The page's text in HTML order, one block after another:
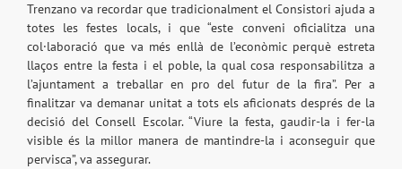
Trenzano va recordar que tradicionalment el Consistori ajuda a
totes les festes locals, i que “este conveni oficialitza una
col·laboració que va més enllà de l’econòmic perquè estreta
llaços entre la festa i el poble, la qual cosa responsabilitza a
l’ajuntament a treballar en pro del futur de la fira”. Per a
finalitzar va demanar unitat a tots els aficionats després de la
decisió del Consell Escolar. “Viure la festa, gaudir-la i fer-la
visible és la millor manera de mantindre-la i aconseguir que
pervisca”, va assegurar.